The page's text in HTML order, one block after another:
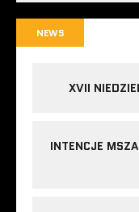
NEWS
XVII
INTENCJE